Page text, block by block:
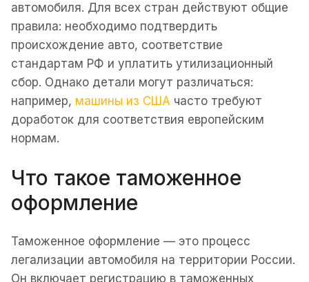
автомобиля. Для всех стран действуют общие
правила: необходимо подтвердить
происхождение авто, соответствие
стандартам РФ и уплатить утилизационный
сбор. Однако детали могут различаться:
например, машины из США часто требуют
доработок для соответствия европейским
нормам.
Что такое таможенное
оформление
Таможенное оформление — это процесс
легализации автомобиля на территории России.
Он включает регистрацию в таможенных